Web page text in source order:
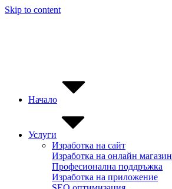
Skip to content
Начало
Услуги
Изработка на сайт
Изработка на онлайн магазин
Професионална поддръжка
Изработка на приложение